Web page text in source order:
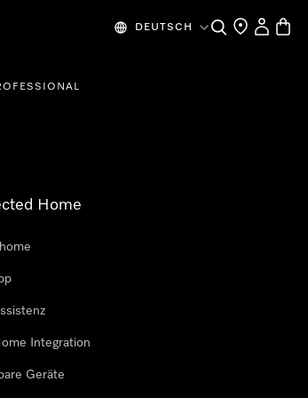
DEUTSCH SucheHändlersuche
Mein
Home
Integration
Geräte